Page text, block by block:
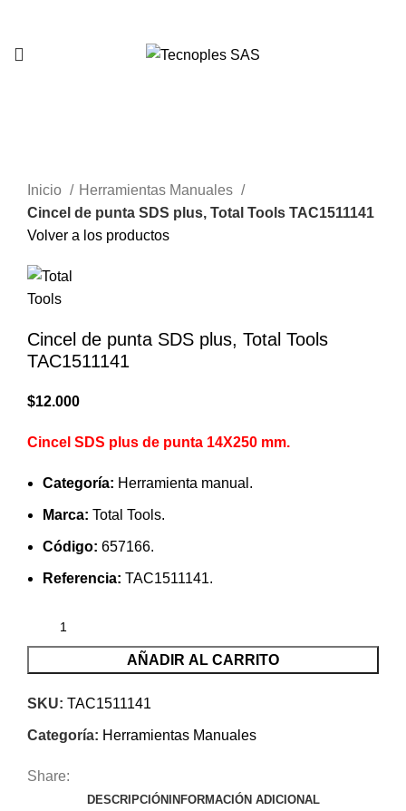
Inicio
Herramientas Manuales
Cincel de punta SDS plus, Total Tools TAC1511141
Volver a los productos
Cincel de punta SDS plus, Total Tools
TAC1511141
$12.000
Cincel SDS plus de punta 14X250 mm.
Categoría: Herramienta manual.
Marca: Total Tools.
Código: 657166.
Referencia: TAC1511141.
AÑADIR AL CARRITO
SKU: TAC1511141
Categoría: Herramientas Manuales
Share:
DESCRIPCIÓN INFORMACIÓN ADICIONAL